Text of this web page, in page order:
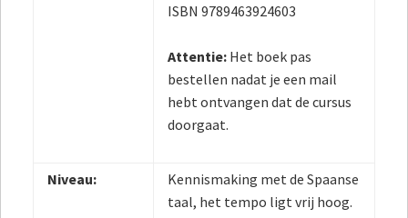
ISBN 9789463924603
Attentie: Het boek pas
bestellen nadat je een mail
hebt ontvangen dat de cursus
doorgaat.
Niveau:
Kennismaking met de Spaanse
taal, het tempo ligt vrij hoog.